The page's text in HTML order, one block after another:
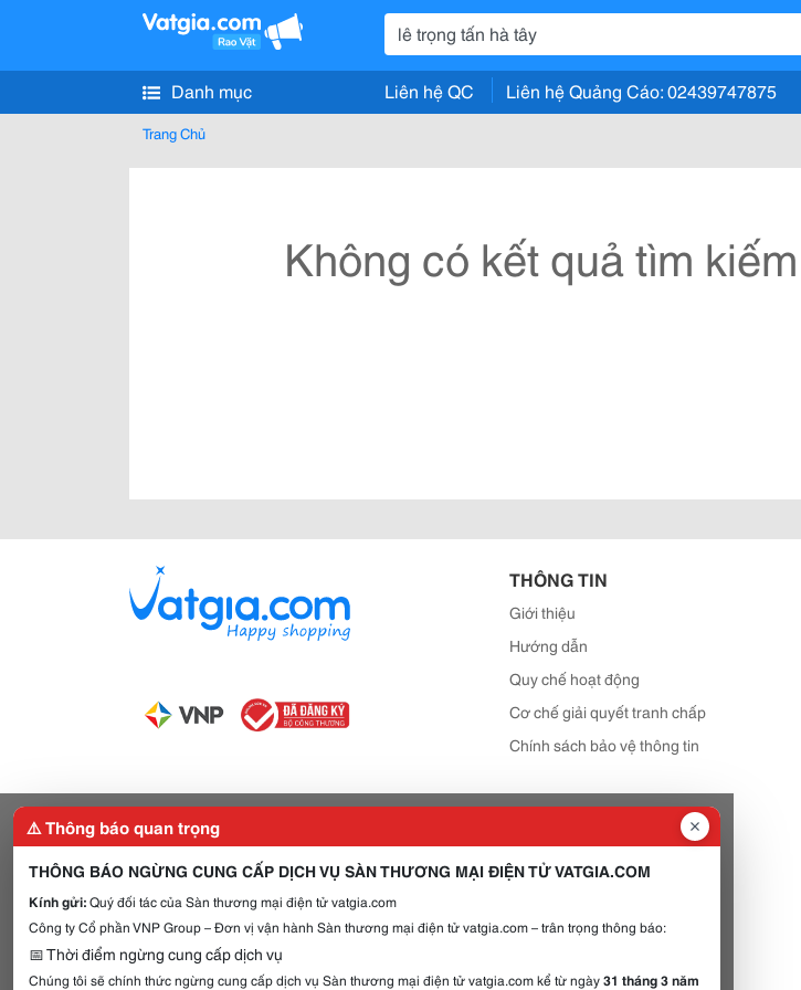
Danh mục Liên hệ QC Liên hệ Quảng Cáo: 02439747875
Trang Chủ
Không có kết quả tìm kiếm
THÔNG TIN
Giới thiệu
Hướng dẫn
Quy chế hoạt động
Cơ chế giải quyết tranh chấp
Chính sách bảo vệ thông tin
⚠️ Thông báo quan trọng
THÔNG BÁO NGỪNG CUNG CẤP DỊCH VỤ SÀN THƯƠNG MẠI ĐIỆN TỬ VATGIA.COM
Kính gửi:Quý đối tác của Sàn thương mại điện tử vatgia.com
Công ty Cổ phần VNP Group – Đơn vị vận hành Sàn thương mại điện tử vatgia.com – trân trọng thông báo:
📅 Thời điểm ngừng cung cấp dịch vụ
Chúng tôi sẽ chính thức ngừng cung cấp dịch vụ Sàn thương mại điện tử vatgia.com kể từ ngày31 tháng 3 năm